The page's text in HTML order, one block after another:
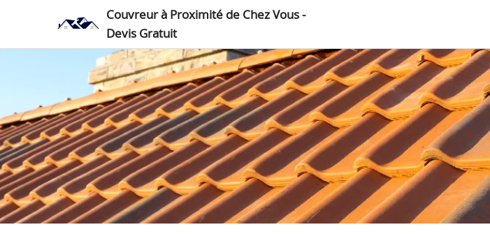
Couvreur à Proximité de Chez Vous -
Devis Gratuit